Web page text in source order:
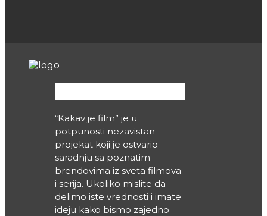
“Kakav je film” je u
potpunosti nezavistan
projekat koji je ostvario
saradnju sa poznatim
brendovima iz sveta filmova
i serija. Ukoliko mislite da
delimo iste vrednosti i imate
ideju kako bismo zajedno